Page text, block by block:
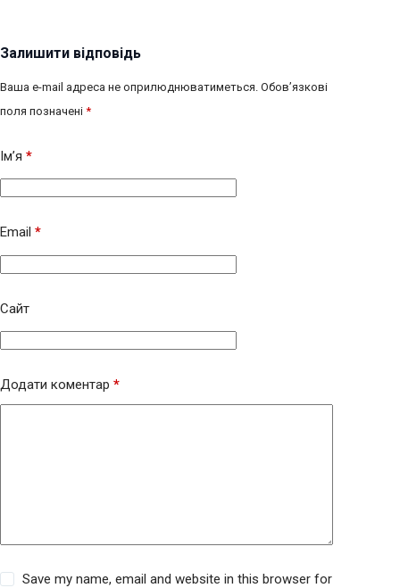
Залишити відповідь
Ваша e-mail адреса не оприлюднюватиметься. Обов’язкові
поля позначені *
Ім’я *
Email *
Сайт
Додати коментар *
Save my name, email and website in this browser for